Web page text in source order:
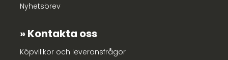
Nyhetsbrev
Kontakta oss
Köpvillkor och leveransfrågor